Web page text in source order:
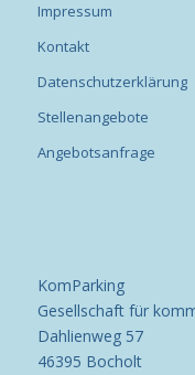
Impressum
Kontakt
Datenschutzerklärung
Stellenangebote
Angebotsanfrage
KomParking
Gesellschaft für
Dahlienweg 57
46395 Bocholt